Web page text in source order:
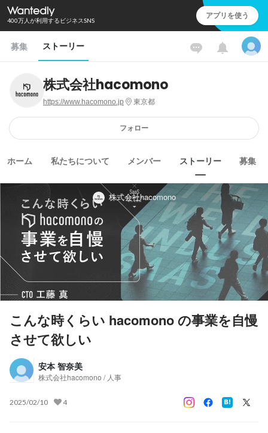
400万人が利用するビジネスSNS アプリを使う
募集 ストーリー
株式会社hacomono
https://www.hacomono.jp 東京都
フォロー
ホーム 私たちについて メンバー ストーリー 募集
株式会社hacomono
こんな時くらい hacomono の事業を自慢
させて欲しい
安本 智奈美
株式会社hacomono / 人事
2025/02/10 4